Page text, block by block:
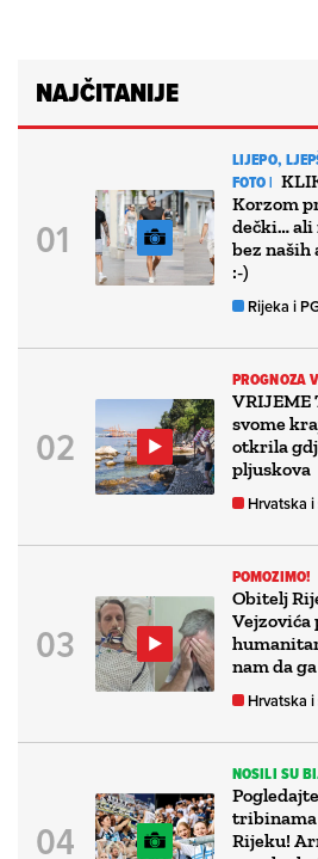
NAJČITANIJE
LIJEPO,
FOTO |
Korzom
dečki… ali
bez
:-)
Rijeka i
PROGNOZA
VRIJEME
svome
otkrila
pljuskova
Hrvatska
POMOZIMO!
Obitelj
Vejzovića
nam da
Hrvatska
NOSILI SU
tribinama
Rijeku!